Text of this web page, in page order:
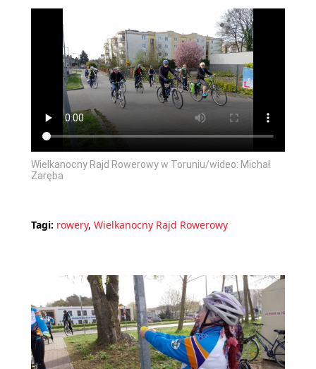
Wielkanocny Rajd Rowerowy w Toruniu/wideo: Michał
Zaręba
Tagi: rowery, Wielkanocny Rajd Rowerowy